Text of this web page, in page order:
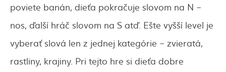
poviete banán, dieťa pokračuje slovom na N –
nos, ďalší hráč slovom na S atď. Ešte vyšší level je
vyberať slová len z jednej kategórie – zvieratá,
rastliny, krajiny. Pri tejto hre si dieťa dobre